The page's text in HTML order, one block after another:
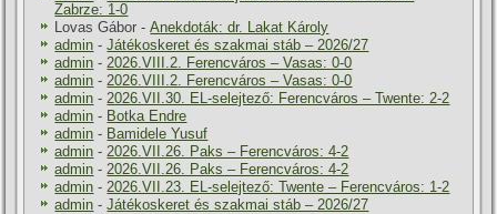
Zabrze: 1-0
Lovas Gábor -Anekdoták: dr. Lakat Károly
admin -Játékoskeret és szakmai stáb – 2026/27
admin - 2026.VIII.2. Ferencváros – Vasas: 0-0
admin - 2026.VIII.2. Ferencváros – Vasas: 0-0
admin - 2026.VII.30. EL-selejtező: Ferencváros – Twente: 2-2
admin - Botka Endre
admin - Bamidele Yusuf
admin - 2026.VII.26. Paks – Ferencváros: 4-2
admin - 2026.VII.26. Paks – Ferencváros: 4-2
admin - 2026.VII.23. EL-selejtező: Twente – Ferencváros: 1-2
admin -Játékoskeret és szakmai stáb – 2026/27